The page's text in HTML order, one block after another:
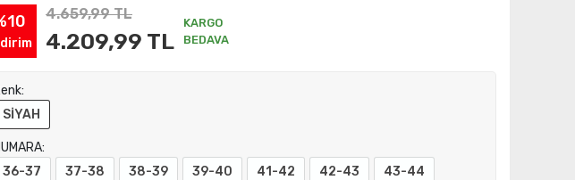
4.659,99 TL
4.209,99 TL
KARGO
BEDAVA
SİYAH
36-37
37-38 38-39 39-40 41-42 42-43
43-44